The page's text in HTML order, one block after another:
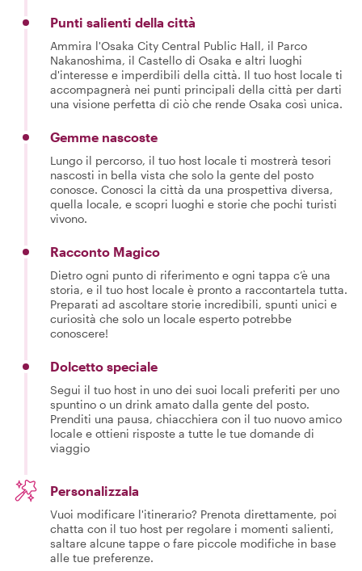
Punti salienti della città
Ammira l'Osaka City Central Public Hall, il Parco
Nakanoshima, il Castello di Osaka e altri luoghi
d'interesse e imperdibili della città. Il tuo host locale ti
accompagnerà nei punti principali della città per darti
una visione perfetta di ciò che rende Osaka così unica.
Gemme nascoste
Lungo il percorso, il tuo host locale ti mostrerà tesori
nascosti in bella vista che solo la gente del posto
conosce. Conosci la città da una prospettiva diversa,
quella locale, e scopri luoghi e storie che pochi turisti
vivono.
Racconto Magico
Dietro ogni punto di riferimento e ogni tappa c’è una
storia, e il tuo host locale è pronto a raccontartela tutta.
Preparati ad ascoltare storie incredibili, spunti unici e
curiosità che solo un locale esperto potrebbe
conoscere!
Dolcetto speciale
Segui il tuo host in uno dei suoi locali preferiti per uno
spuntino o un drink amato dalla gente del posto.
Prenditi una pausa, chiacchiera con il tuo nuovo amico
locale e ottieni risposte a tutte le tue domande di
viaggio
Personalizzala
Vuoi modificare l'itinerario? Prenota direttamente, poi
chatta con il tuo host per regolare i momenti salienti,
saltare alcune tappe o fare piccole modifiche in base
alle tue preferenze.